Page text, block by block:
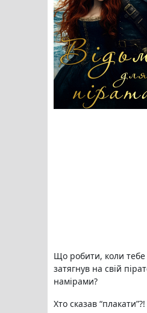
Що робити, коли тебе
затягнув на свій
намірами?
Хто сказав “плакати”?!